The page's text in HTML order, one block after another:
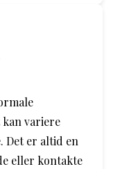
variere
Det er altid en
eller kontakte